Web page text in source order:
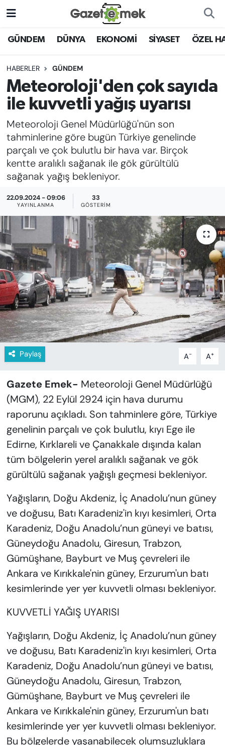
GÜNDEM DÜNYA EKONOMİ SİYASET ÖZEL
HABERLER GÜNDEM
Meteoroloji'den çok sayıda
ile kuvvetli yağış uyarısı
Meteoroloji Genel Müdürlüğü'nün son
tahminlerine göre bugün Türkiye genelinde
parçalı ve çok bulutlu bir hava var. Birçok
kentte aralıklı sağanak ile gök gürültülü
sağanak yağış bekleniyor.
22.09.2024 - 09:06
YAYINLANMA
33
GÖSTERIM
Paylaş A- A+
Gazete Emek- Meteoroloji Genel Müdürlüğü
(MGM), 22 Eylül 2924 için hava durumu
raporunu açıkladı. Son tahminlere göre, Türkiye
genelinin parçalı ve çok bulutlu, kıyı Ege ile
Edirne, Kırklareli ve Çanakkale dışında kalan
tüm bölgelerin yerel aralıklı sağanak ve gök
gürültülü sağanak yağışlı geçmesi bekleniyor.
Yağışların, Doğu Akdeniz, İç Anadolu’nun güney
ve doğusu, Batı Karadeniz'in kıyı kesimleri, Orta
Karadeniz, Doğu Anadolu’nun güneyi ve batısı,
Güneydoğu Anadolu, Giresun, Trabzon,
Gümüşhane, Bayburt ve Muş çevreleri ile
Ankara ve Kırıkkale'nin güney, Erzurum'un batı
kesimlerinde yer yer kuvvetli olması bekleniyor.
KUVVETLİ YAĞIŞ UYARISI
Yağışların, Doğu Akdeniz, İç Anadolu’nun güney
ve doğusu, Batı Karadeniz'in kıyı kesimleri, Orta
Karadeniz, Doğu Anadolu’nun güneyi ve batısı,
Güneydoğu Anadolu, Giresun, Trabzon,
Gümüşhane, Bayburt ve Muş çevreleri ile
Ankara ve Kırıkkale'nin güney, Erzurum'un batı
kesimlerinde yer yer kuvvetli olması bekleniyor.
Bu bölgelerde yaşanabilecek olumsuzluklara
DÜNYA
EKONOMİ
EMEK HABERLERİ
YENİ MEDYADA EMEK
GAZETECİLİĞİNİ GELİŞTİRMEK
FAYDALI BİLGİLER
GÜNDEM
EĞİTİM
KADIN
SAĞLIK
SPOR
KÜLTÜR-SANAT
MAGAZİN
ÖZEL HABER
YAZAR KÖŞESİ
VAN VE DİYARBAKIR HABERLERİ
Nöbetçi Eczaneler
Hava Durumu
İstanbul Namaz Vakitleri
Süper Lig Puan Durumu ve Fikstür
Tüm Manşetler
Son Dakika Haberleri
Haber Arşivi